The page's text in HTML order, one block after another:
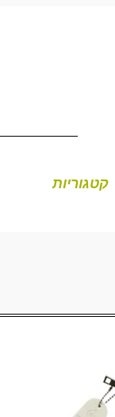
קטגוריות